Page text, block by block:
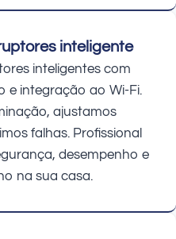
inteligente
inteligentes com
e integração ao Wi-Fi.
ajustamos
falhas. Profissional
desempenho e
na sua casa.